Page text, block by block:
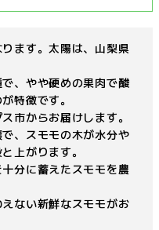
ます。太陽は、山梨県
、やや硬めの果肉で酸
特徴です。
市からお届けします。
、スモモの木が水分や
上がります。
分に蓄えたスモモを農
ない新鮮なスモモがお